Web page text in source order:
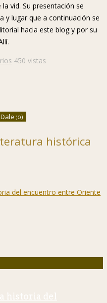
vid. Su presentación se
y lugar que a continuación se
hacia este blog y por su
450 vistas
histórica
historia del